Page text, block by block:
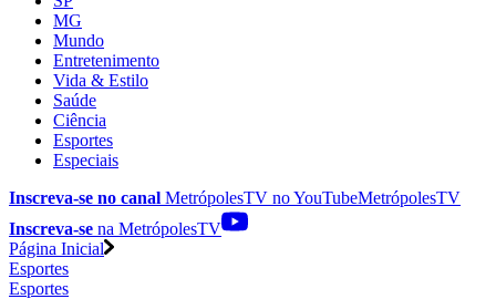
MG
Mundo
Entretenimento
Vida & Estilo
Saúde
Ciência
Esportes
Especiais
Inscreva-se no canal MetrópolesTV noYouTubeMetrópolesTV
Inscreva-se na MetrópolesTV
Página Inicial
Esportes
Esportes